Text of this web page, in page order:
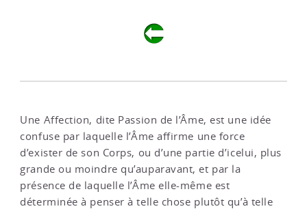
Une Affection, dite Passion de l’Âme, est une idée
confuse par laquelle l’Âme affirme une force
d’exister de son Corps, ou d’une partie d’icelui, plus
grande ou moindre qu’auparavant, et par la
présence de laquelle l’Âme elle-même est
déterminée à penser à telle chose plutôt qu’à telle